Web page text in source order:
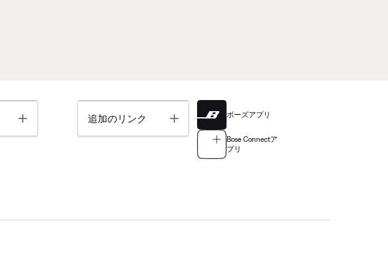
Toggle 追加のリンク Toggle ボーズアプリ
Bose Connectア
プリ